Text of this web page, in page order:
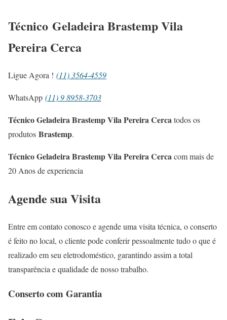
Técnico Geladeira Brastemp Vila
Pereira Cerca
Ligue Agora ! (11) 3564-4559
WhatsApp (11) 9 8958-3703
Técnico Geladeira Brastemp Vila Pereira Cercatodos os
produtos Brastemp.
Técnico Geladeira Brastemp Vila Pereira Cercacom mais de
20 Anos de experiencia
Agende sua Visita
Entre em contato conosco e agende uma visita técnica, o conserto
é feito no local, o cliente pode conferir pessoalmente tudo o que é
realizado em seu eletrodoméstico, garantindo assim a total
transparência e qualidade de nosso trabalho.
Conserto com Garantia